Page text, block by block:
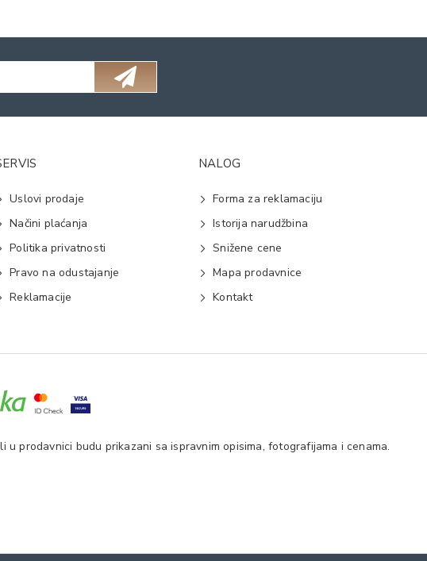
Uslovi prodaje
Načini plaćanja
Politika privatnosti
Pravo na odustajanje
Reklamacije
NALOG
Forma za reklamaciju
Istorija narudžbina
Snižene cene
Mapa prodavnice
Kontakt
prodavnici budu prikazani sa ispravnim opisima, fotografijama i cenama.